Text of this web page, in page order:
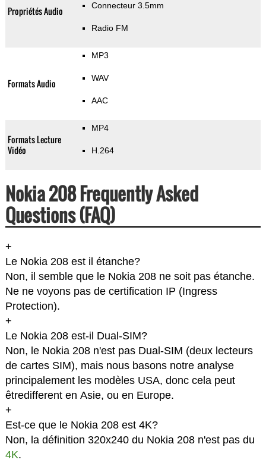
Propriétés Audio Connecteur 3.5mm
Radio FM
Formats Audio
MP3
WAV
AAC
Formats Lecture
Vidéo
MP4
H.264
Nokia 208 Frequently Asked
Questions (FAQ)
+
Le Nokia 208 est il étanche?
Non, il semble que le Nokia 208 ne soit pas étanche.
Ne ne voyons pas de certification IP (Ingress
Protection).
+
Le Nokia 208 est-il Dual-SIM?
Non, le Nokia 208 n'est pas Dual-SIM (deux lecteurs
de cartes SIM), mais nous basons notre analyse
principalement les modèles USA, donc cela peut
êtredifferent en Asie, ou en Europe.
+
Est-ce que le Nokia 208 est 4K?
Non, la définition 320x240 du Nokia 208 n'est pas du
4K.